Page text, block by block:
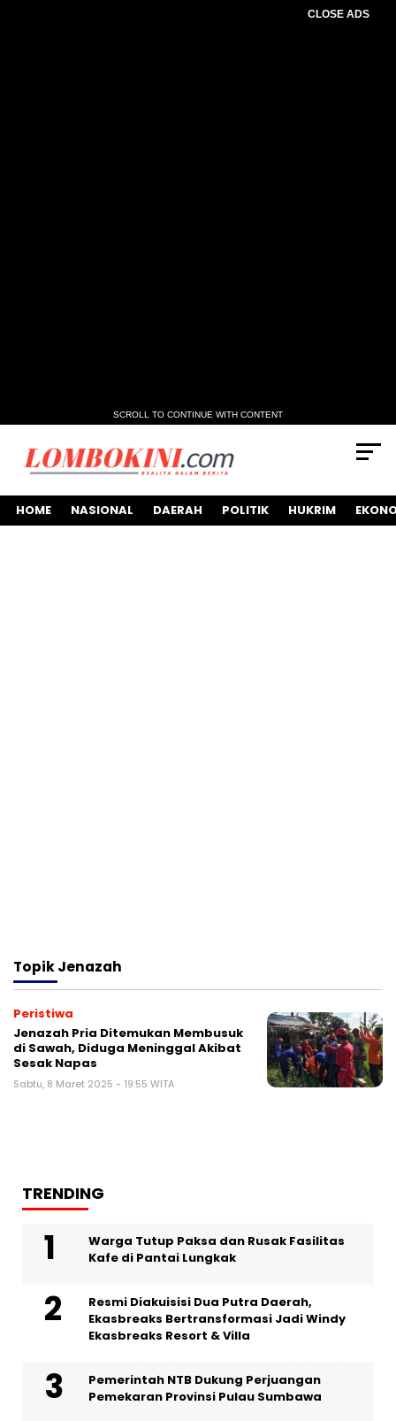
CLOSE ADS
SCROLL TO CONTINUE WITH CONTENT
HOME NASIONAL DAERAH POLITIK HUKRIM
TopikJenazah
Peristiwa
Jenazah Pria Ditemukan Membusuk
di Sawah, Diduga Meninggal Akibat
Sesak Napas
Sabtu, 8 Maret 2025 - 19:55 WITA
TRENDING
Warga Tutup Paksa dan Rusak Fasilitas
Kafe di Pantai Lungkak
Resmi Diakuisisi Dua Putra Daerah,
Ekasbreaks Bertransformasi Jadi Windy
Ekasbreaks Resort & Villa
Pemerintah NTB Dukung Perjuangan
Pemekaran Provinsi Pulau Sumbawa